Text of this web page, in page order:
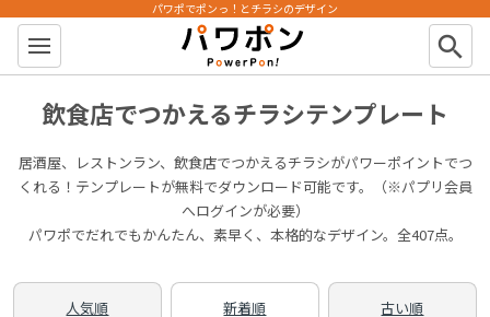
パワポン
パワポでポンっ！とチラシのデザイン
search
飲食店でつかえるチラシテンプレート
居酒屋、レストンラン、飲食店でつかえるチラシがパワーポイントでつ
くれる！テンプレートが無料でダウンロード可能です。（※パプリ会員
へログインが必要）
パワポでだれでもかんたん、素早く、本格的なデザイン。全407点。
人気順 新着順 古い順